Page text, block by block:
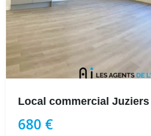
Local commercial Juziers
680 €